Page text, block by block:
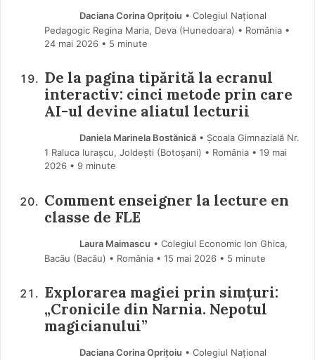
Daciana Corina Oprițoiu • Colegiul Național
Pedagogic Regina Maria, Deva (Hunedoara) • România
24 mai 2026 • 5 minute
De la pagina tipărită la ecranul
interactiv: cinci metode prin care
AI-ul devine aliatul lecturii
Daniela Marinela Bostănică• Școala Gimnazială Nr.
1 Raluca Iurașcu, Joldești (Botoşani) • România
19 mai
2026 • 9 minute
Comment enseigner la lecture en
classe de FLE
Laura Maimascu • Colegiul Economic Ion Ghica,
Bacău (Bacău) • România
15 mai 2026 • 5 minute
Explorarea magiei prin simțuri:
„Cronicile din Narnia. Nepotul
magicianului”
Daciana Corina Oprițoiu • Colegiul Național